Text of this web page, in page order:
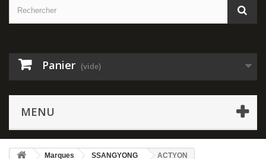
Panier (vide)
MENU
Marques SSANGYONG ACTYON